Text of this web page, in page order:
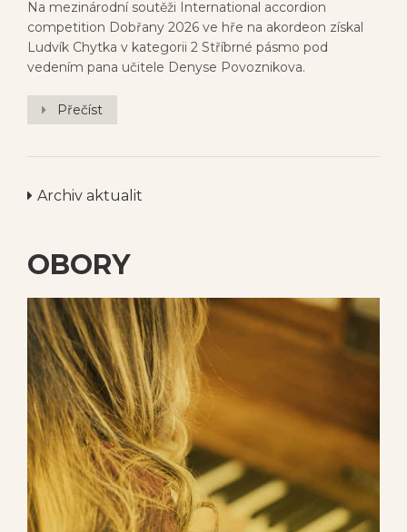
Na mezinárodní soutěži International accordion
competition Dobřany 2026 ve hře na akordeon získal
Ludvík Chytka v kategorii 2 Stříbrné pásmo pod
vedením pana učitele Denyse Povoznikova.
Přečíst
Archiv aktualit
OBORY